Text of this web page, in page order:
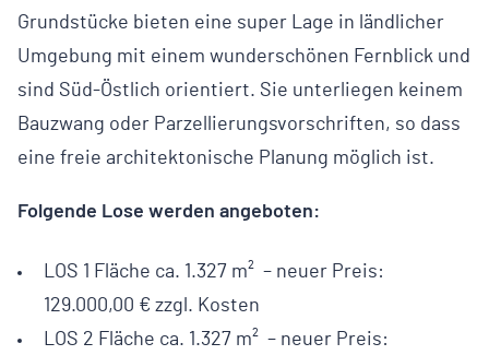
Grundstücke bieten eine super Lage in ländlicher
Umgebung mit einem wunderschönen Fernblick und
sind Süd-Östlich orientiert. Sie unterliegen keinem
Bauzwang oder Parzellierungsvorschriften, so dass
eine freie architektonische Planung möglich ist.
Folgende Lose werden angeboten:
LOS 1 Fläche ca. 1.327 m² – neuer Preis:
129.000,00 € zzgl. Kosten
LOS 2 Fläche ca. 1.327 m² – neuer Preis: